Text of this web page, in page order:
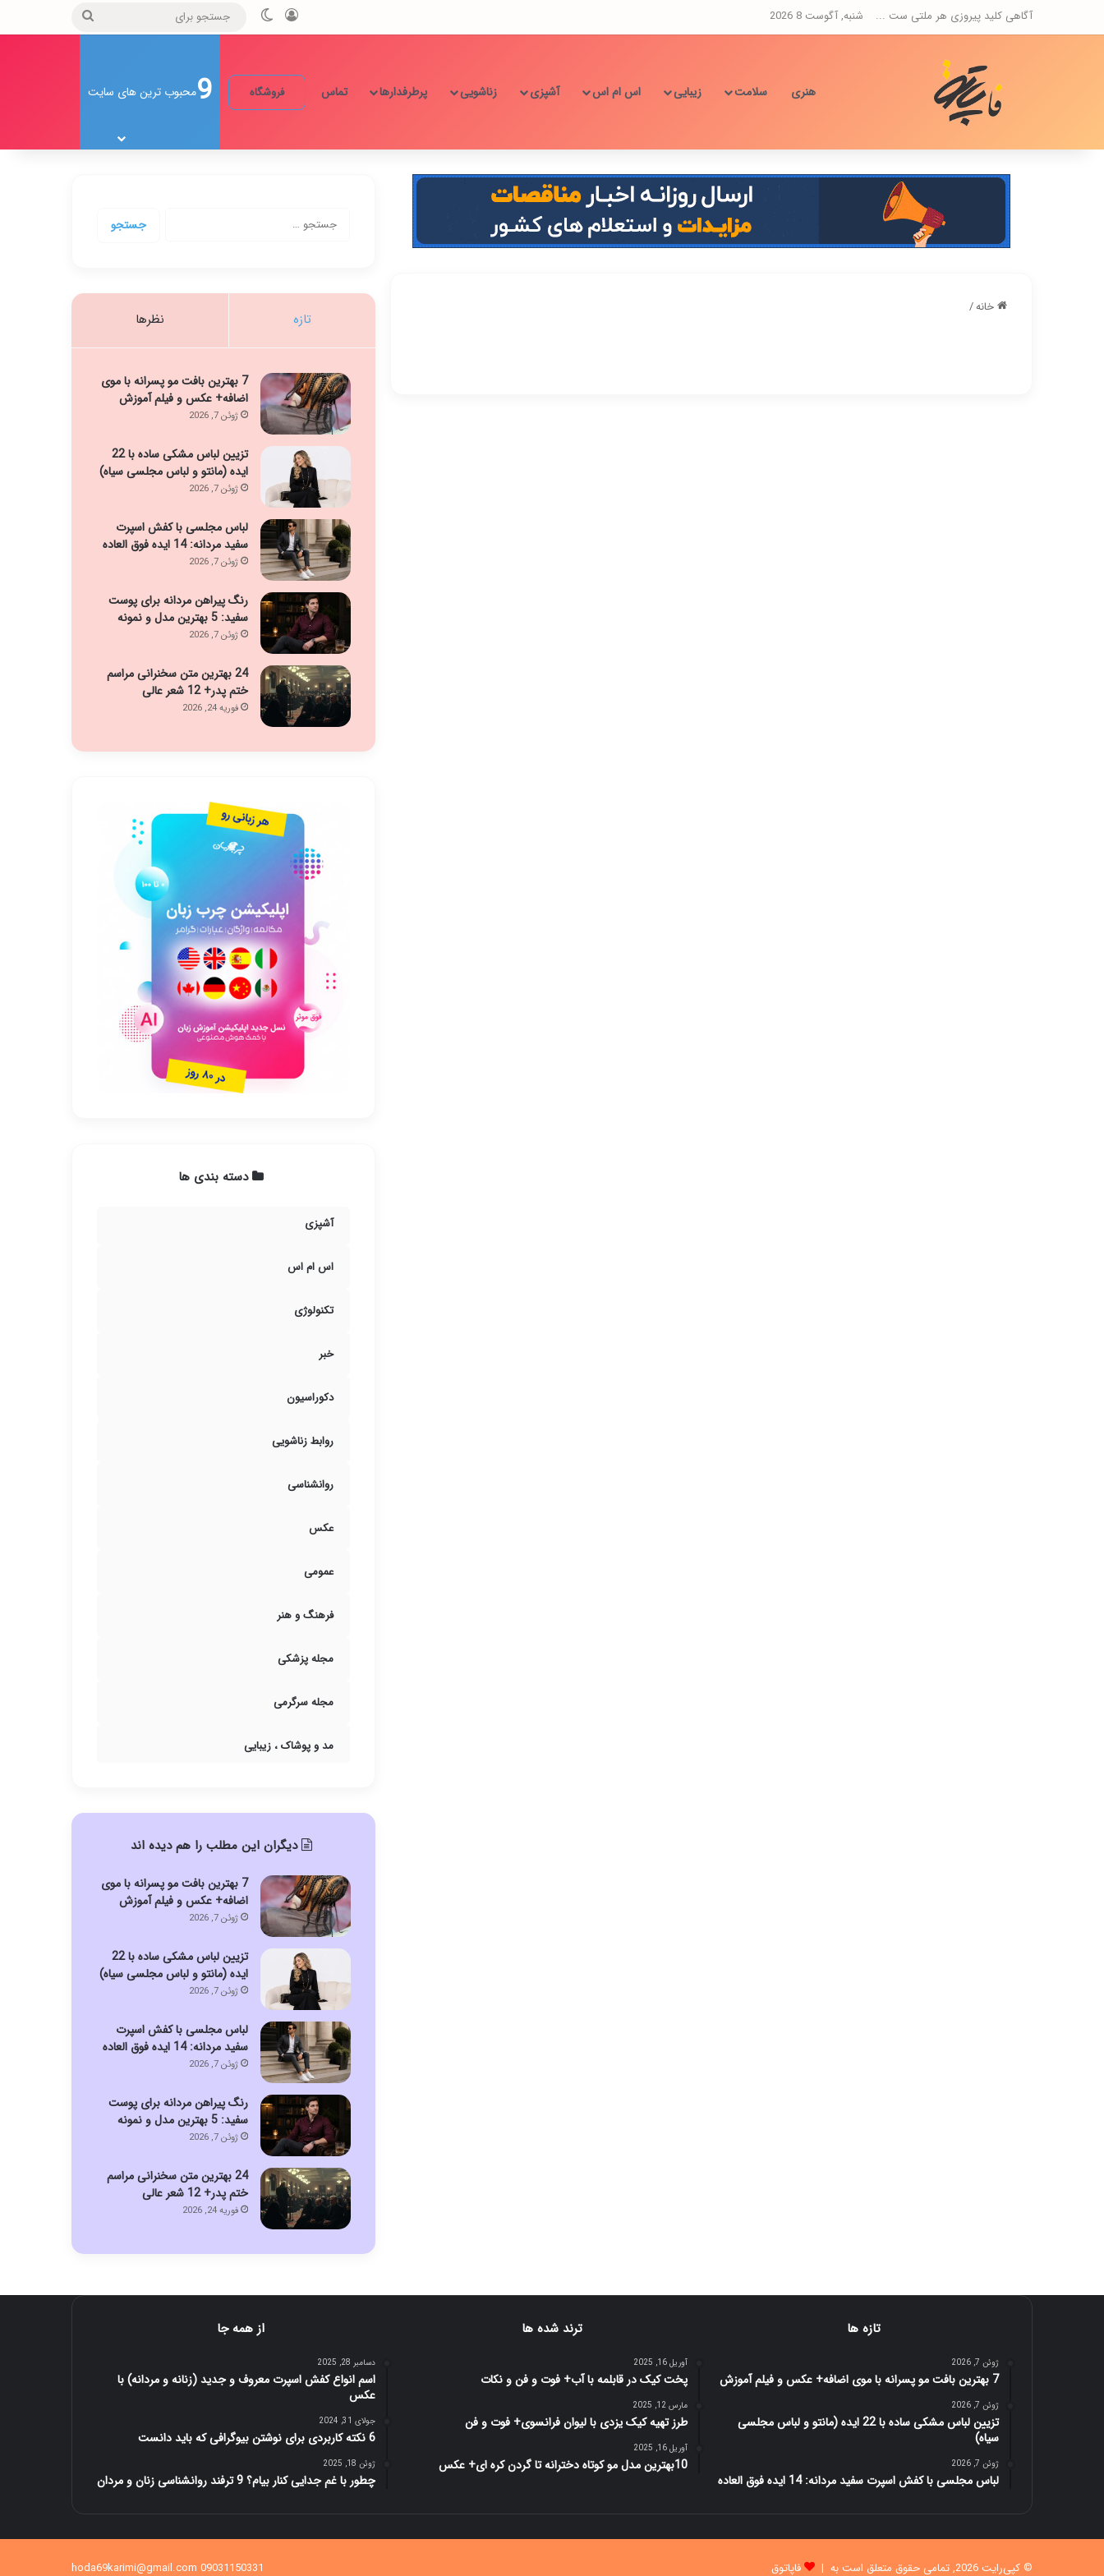
آگاهی کلید پیروزی هر ملتی ست ... شنبه, آگوست 8 2026 ورود تغییر پوسته
جستجو
هنری سلامت زیبایی اس ام اس آشپزی زناشویی پرطرفدارها تماس فروشگاه 9محبوب ترین های سایت
خانه/
تازه نظرها
7 بهترین بافت مو پسرانه با موی
اضافه+ عکس و فیلم آموزش
ژوئن 7, 2026
تزیین لباس مشکی ساده با 22
ایده (مانتو و لباس مجلسی سیاه)
ژوئن 7, 2026
لباس مجلسی با کفش اسپرت
سفید مردانه: 14 ایده فوق العاده
ژوئن 7, 2026
رنگ پیراهن مردانه برای پوست
سفید: 5 بهترین مدل و نمونه
ژوئن 7, 2026
24 بهترین متن سخنرانی مراسم
ختم پدر+ 12 شعر عالی
فوریه 24, 2026
دسته بندی ها
آشپزی
اس ام اس
تکنولوژی
خبر
دکوراسیون
روابط زناشویی
روانشناسی
عکس
عمومی
فرهنگ و هنر
مجله پزشکی
مجله سرگرمی
مد و پوشاک ، زیبایی
دیگران این مطلب را هم دیده اند
7 بهترین بافت مو پسرانه با موی
اضافه+ عکس و فیلم آموزش
ژوئن 7, 2026
تزیین لباس مشکی ساده با 22
ایده (مانتو و لباس مجلسی سیاه)
ژوئن 7, 2026
لباس مجلسی با کفش اسپرت
سفید مردانه: 14 ایده فوق العاده
ژوئن 7, 2026
رنگ پیراهن مردانه برای پوست
سفید: 5 بهترین مدل و نمونه
ژوئن 7, 2026
24 بهترین متن سخنرانی مراسم
ختم پدر+ 12 شعر عالی
فوریه 24, 2026
تازه ها
ژوئن 7, 2026
7 بهترین بافت مو پسرانه با موی اضافه+ عکس و فیلم آموزش
ژوئن 7, 2026
تزیین لباس مشکی ساده با 22 ایده (مانتو و لباس مجلسی
سیاه)
ژوئن 7, 2026
لباس مجلسی با کفش اسپرت سفید مردانه: 14 ایده فوق العاده
ترند شده ها
آوریل 16, 2025
پخت کیک در قابلمه با آب+ فوت و فن و نکات
مارس 12, 2025
طرز تهیه کیک یزدی با لیوان فرانسوی+ فوت و فن
آوریل 16, 2025
10بهترین مدل مو کوتاه دخترانه تا گردن کره ای+ عکس
از همه جا
دسامبر 28, 2025
اسم انواع کفش اسپرت معروف و جدید (زنانه و مردانه) با
عکس
جولای 31, 2024
6 نکته کاربردی برای نوشتن بیوگرافی که باید دانست
ژوئن 18, 2025
چطور با غم جدایی کنار بیام؟ 9 ترفند روانشناسی زنان و مردان
© کپی‌رایت 2026, تمامی حقوق متعلق است به | فاپاتوق 09031150331 hoda69karimi@gmail.com